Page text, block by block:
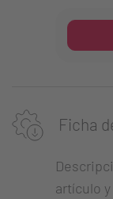
Ficha
artículo